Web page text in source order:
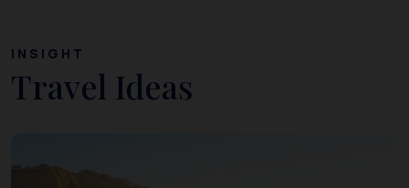
INSIGHT
Travel Ideas